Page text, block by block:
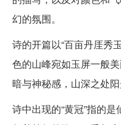
幻的氛围。
诗的开篇以“百亩丹厓秀
色的山峰宛如玉屏一般
暗与神秘感，山深之处阳
诗中出现的“黄冠”指的